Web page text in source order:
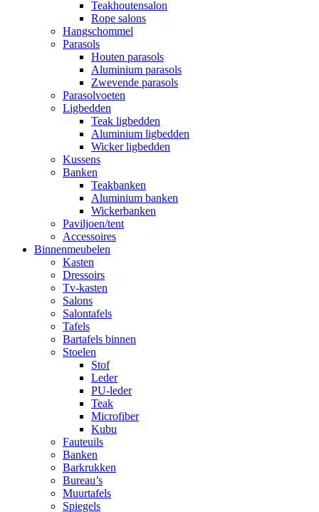
Teakhoutensalon
Rope salons
Hangschommel
Parasols
Houten parasols
Aluminium parasols
Zwevende parasols
Parasolvoeten
Ligbedden
Teak ligbedden
Aluminium ligbedden
Wicker ligbedden
Kussens
Banken
Teakbanken
Aluminium banken
Wickerbanken
Paviljoen/tent
Accessoires
Binnenmeubelen
Kasten
Dressoirs
Tv-kasten
Salons
Salontafels
Tafels
Bartafels binnen
Stoelen
Stof
Leder
PU-leder
Teak
Microfiber
Kubu
Fauteuils
Banken
Barkrukken
Bureau’s
Muurtafels
Spiegels